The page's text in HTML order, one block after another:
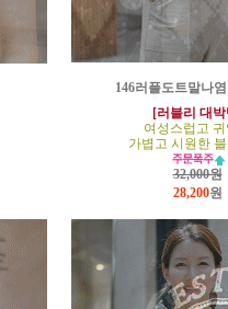
146러플도트말나
[러블리 대박
여성스럽고 귀
가볍고 시원한
32,000원
28,200원